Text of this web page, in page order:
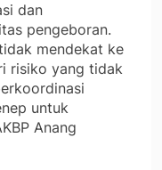
dan
pengeboran.
mendekat ke
risiko yang tidak
untuk
Anang